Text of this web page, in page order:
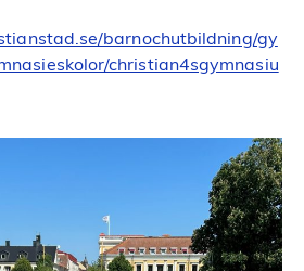
barnochutbildning/gy
christian4sgymnasiu